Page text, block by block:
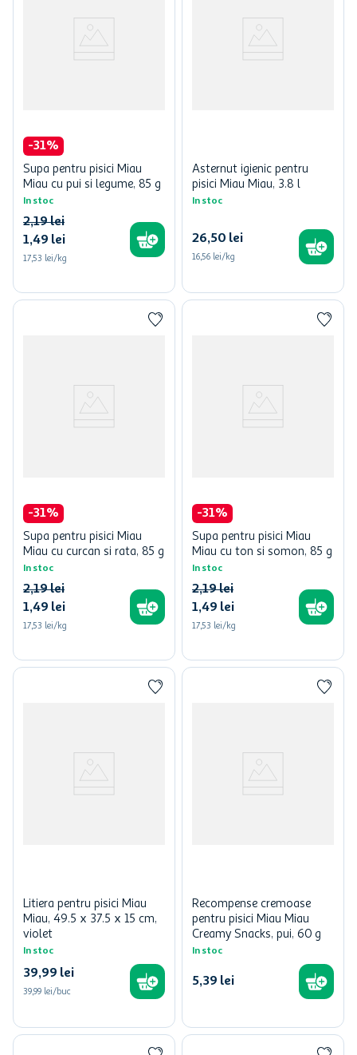
-31%
Supa pentru pisici Miau
Miau cu pui si legume, 85 g
In stoc
1,49 lei
2,19lei
17,53 lei/kg
Asternut igienic pentru
pisici Miau Miau, 3.8 l
In stoc
26,50 lei
16,56 lei/kg
-31%
Supa pentru pisici Miau
Miau cu curcan si rata, 85 g
In stoc
1,49 lei
2,19lei
17,53 lei/kg
-31%
Supa pentru pisici Miau
Miau cu ton si somon, 85 g
In stoc
1,49 lei
2,19lei
17,53 lei/kg
Litiera pentru pisici Miau
Miau, 49.5 x 37.5 x 15 cm,
violet
In stoc
39,99 lei
39,99 lei/buc
Recompense cremoase
pentru pisici Miau Miau
Creamy Snacks, pui, 60 g
In stoc
5,39 lei